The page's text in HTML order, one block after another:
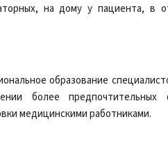
на дому у пациента, в
образование
более предпочтительных
медицинскими работниками.